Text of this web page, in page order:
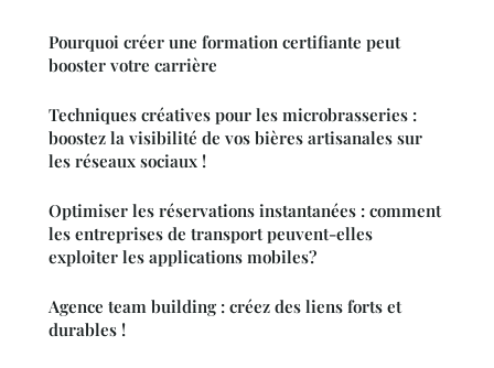
Pourquoi créer une formation certifiante peut
booster votre carrière
Techniques créatives pour les microbrasseries :
boostez la visibilité de vos bières artisanales sur
les réseaux sociaux !
Optimiser les réservations instantanées : comment
les entreprises de transport peuvent-elles
exploiter les applications mobiles?
Agence team building : créez des liens forts et
durables !